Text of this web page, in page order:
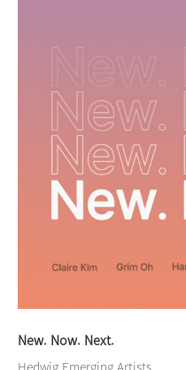
New. Now. Next.
Hedwig Emerging Artists